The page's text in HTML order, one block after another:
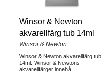
Winsor & Newton
akvarellfärg tub 14ml
Winsor & Newton
Winsor & Newton akvarellfärg tub
14ml. Winsor & Newtons
akvarellfärger innehå...